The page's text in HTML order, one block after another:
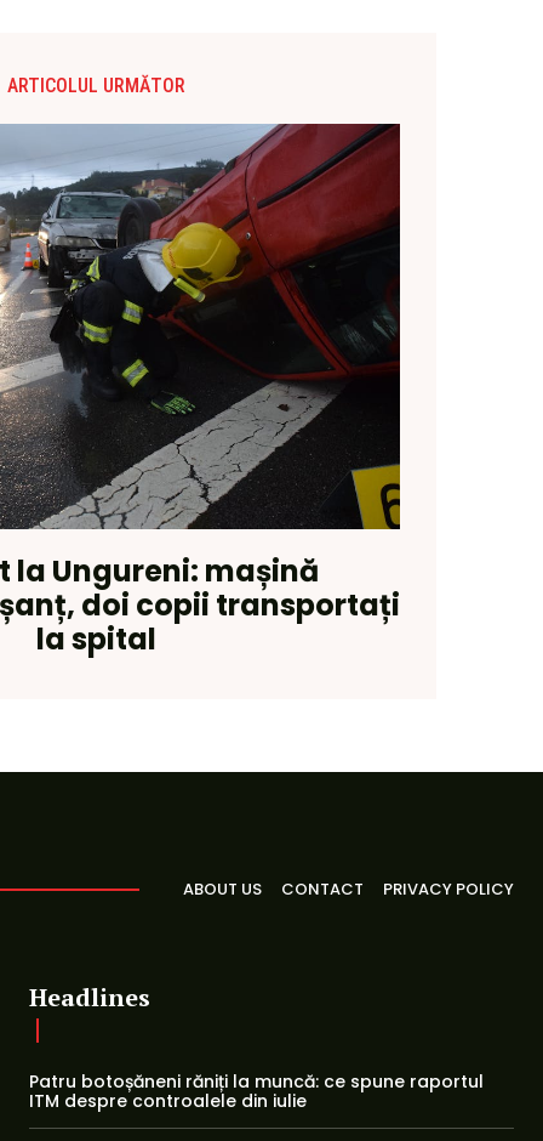
ARTICOLUL URMĂTOR
la Ungureni: mașină
doi copii transportați
la spital
ABOUT US CONTACT PRIVACY POLICY
Headlines
Patru botoșăneni răniți la muncă: ce spune raportul
ITM despre controalele din iulie